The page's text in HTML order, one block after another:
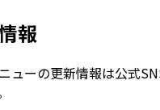
報
ューの更新情報は公式